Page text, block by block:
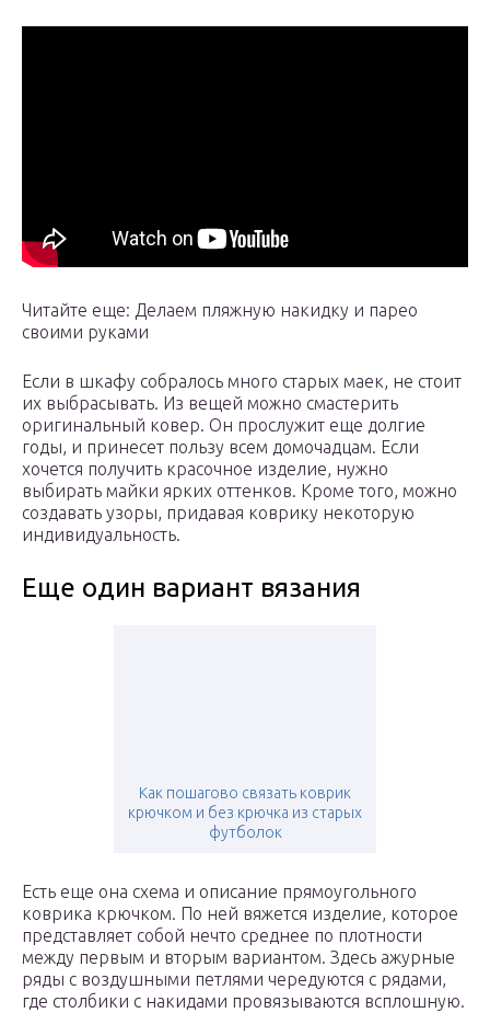
Читайте еще: Делаем пляжную накидку и парео
своими руками
Если в шкафу собралось много старых маек, не стоит
их выбрасывать. Из вещей можно смастерить
оригинальный ковер. Он прослужит еще долгие
годы, и принесет пользу всем домочадцам. Если
хочется получить красочное изделие, нужно
выбирать майки ярких оттенков. Кроме того, можно
создавать узоры, придавая коврику некоторую
индивидуальность.
Еще один вариант вязания
Как пошагово связать коврик
крючком и без крючка из старых
футболок
Есть еще она схема и описание прямоугольного
коврика крючком. По ней вяжется изделие, которое
представляет собой нечто среднее по плотности
между первым и вторым вариантом. Здесь ажурные
ряды с воздушными петлями чередуются с рядами,
где столбики с накидами провязываются всплошную.